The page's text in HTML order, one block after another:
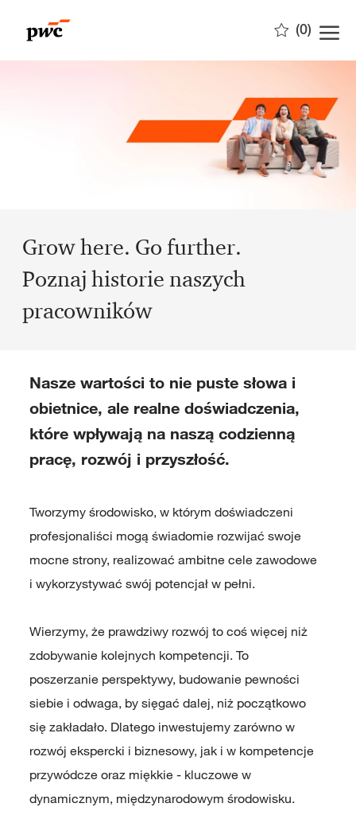
(0)
Grow here. Go further.
Poznaj historie naszych
pracowników
Nasze wartości to nie puste słowa i
obietnice, ale realne doświadczenia,
które wpływają na naszą codzienną
pracę, rozwój i przyszłość.
Tworzymy środowisko, w którym doświadczeni
profesjonaliści mogą świadomie rozwijać swoje
mocne strony, realizować ambitne cele zawodowe
i wykorzystywać swój potencjał w pełni.
Wierzymy, że prawdziwy rozwój to coś więcej niż
zdobywanie kolejnych kompetencji. To
poszerzanie perspektywy, budowanie pewności
siebie i odwaga, by sięgać dalej, niż początkowo
się zakładało. Dlatego inwestujemy zarówno w
rozwój ekspercki i biznesowy, jak i w kompetencje
przywódcze oraz miękkie - kluczowe w
dynamicznym, międzynarodowym środowisku.